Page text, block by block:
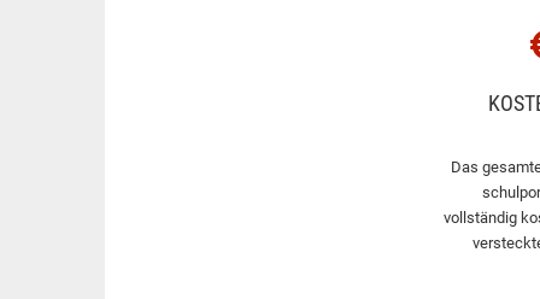
Das
vollständig